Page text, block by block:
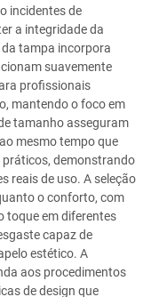
incidentes de
a integridade da
tampa incorpora
suavemente
profissionais
mantendo o foco em
tamanho asseguram
mesmo tempo que
práticos, demonstrando
reais de uso. A seleção
o conforto, com
toque em diferentes
capaz de
estético. A
aos procedimentos
de design que